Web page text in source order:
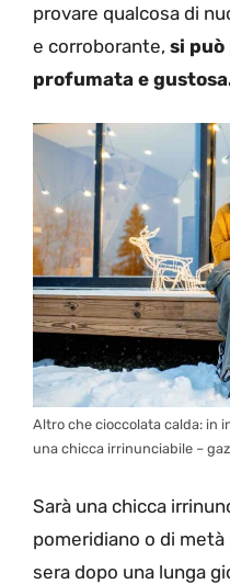
provare qualcosa di
e corroborante, si
profumata e
Altro che cioccolata calda: in
una chicca irrinunciabile –
Sarà una chicca
pomeridiano o di
sera dopo una lunga